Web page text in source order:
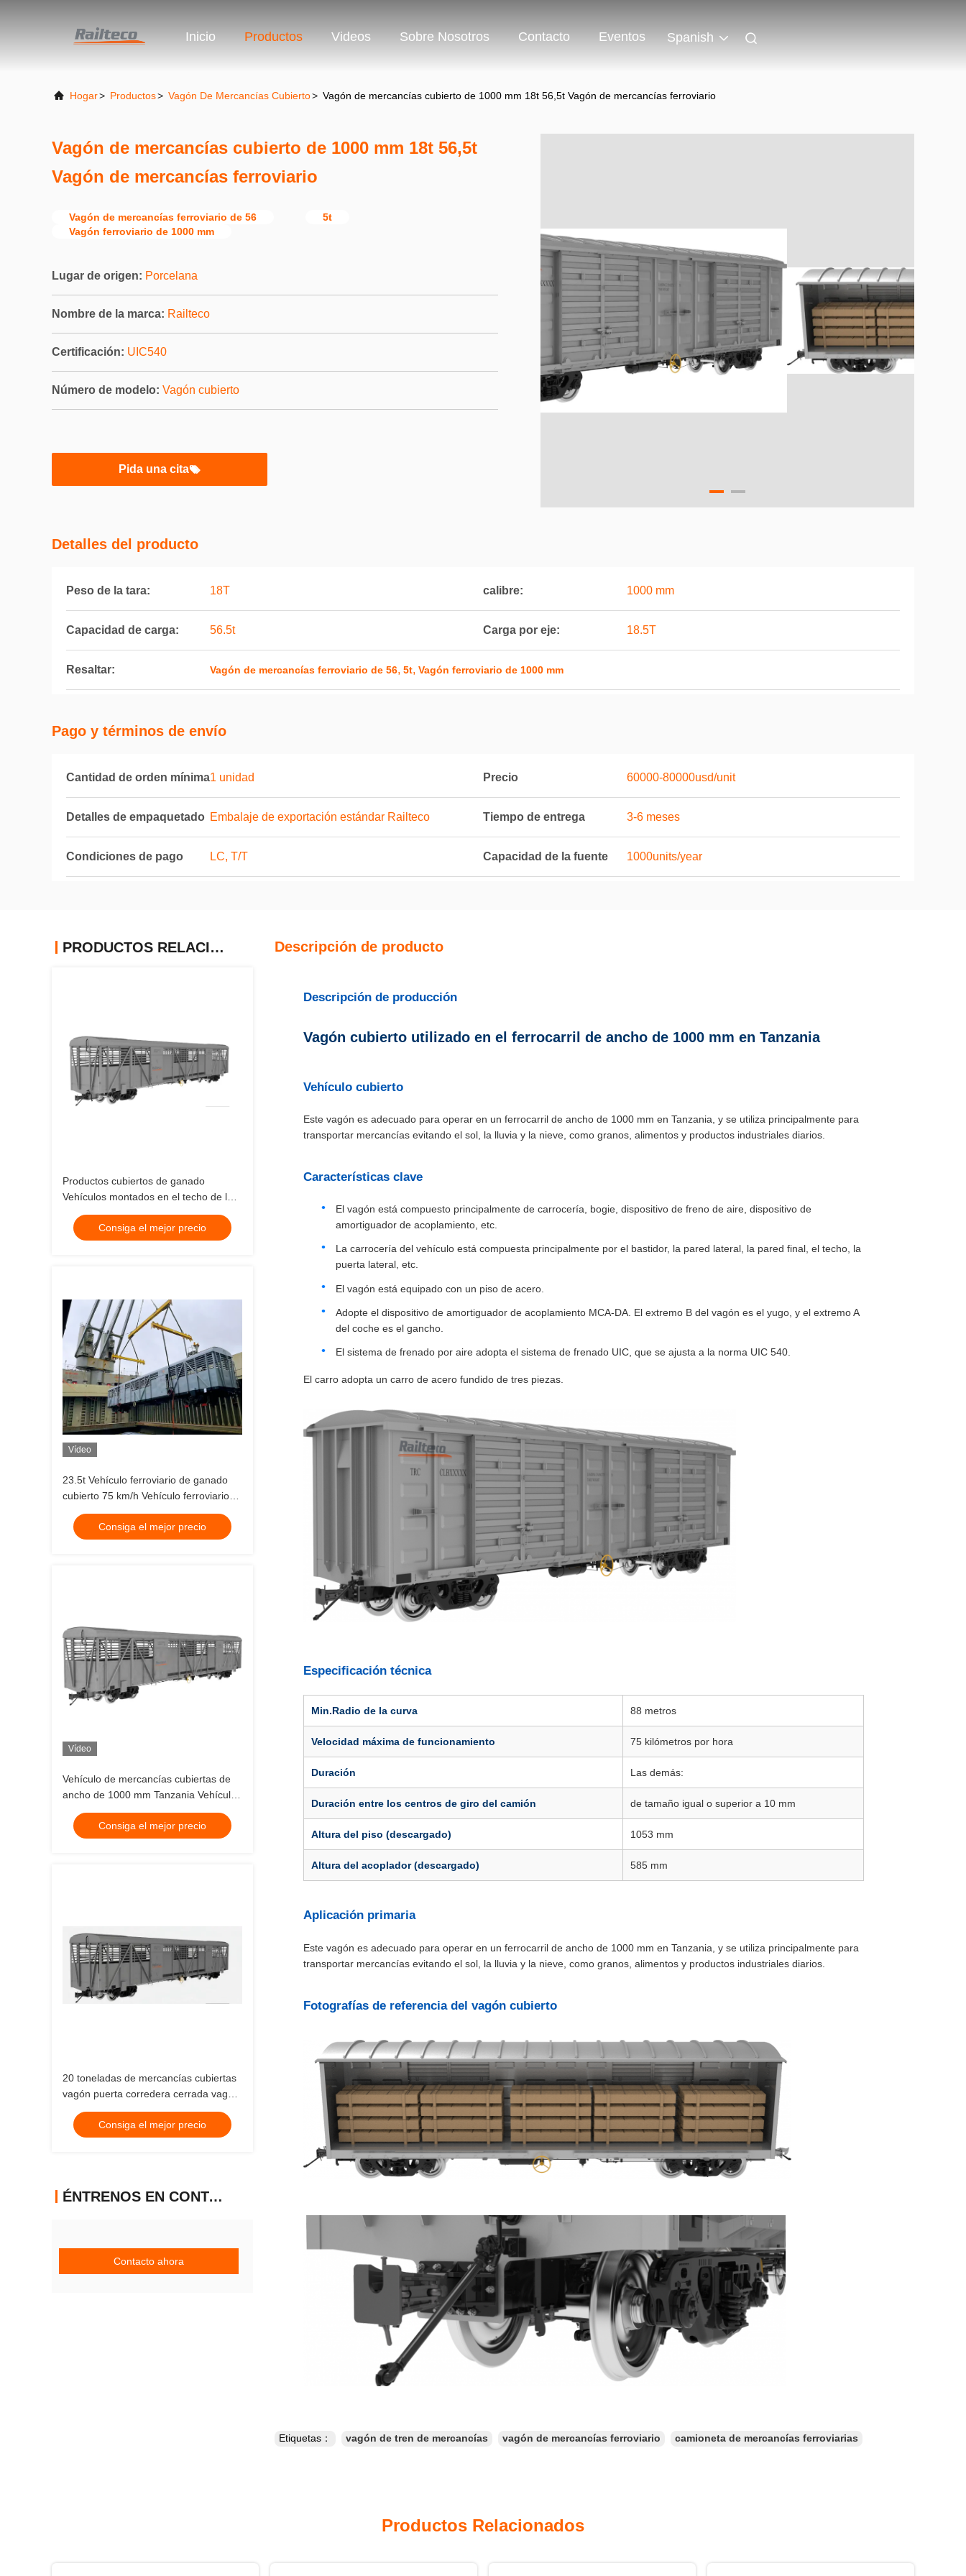
Inicio Productos Videos Sobre Nosotros Contacto Eventos Spanish
Hogar> Productos> Vagón De Mercancías Cubierto> Vagón de mercancías cubierto de 1000 mm 18t 56,5t Vagón de mercancías ferroviario
Vagón de mercancías cubierto de 1000 mm 18t 56,5t
Vagón de mercancías ferroviario
Vagón de mercancías ferroviario de 56
5t
Vagón ferroviario de 1000 mm
Lugar de origen: Porcelana
Nombre de la marca: Railteco
Certificación: UIC540
Número de modelo: Vagón cubierto
Pida una cita
Detalles del producto
Peso de la tara: 18T calibre: 1000 mm
Capacidad de carga: 56.5t Carga por eje: 18.5T
Resaltar: Vagón de mercancías ferroviario de 56, 5t, Vagón ferroviario de 1000 mm
Pago y términos de envío
Cantidad de orden mínima1 unidad Precio 60000-80000usd/unit
Detalles de empaquetado Embalaje de exportación estándar Railteco Tiempo de entrega 3-6 meses
Condiciones de pago LC, T/T Capacidad de la fuente 1000units/year
PRODUCTOS RELACIONADOS
Productos cubiertos de ganado
Vehículos montados en el techo de los
vagones de acero fundido Transporte
ferroviario de mercancías
Consiga el mejor precio
Vídeo
23.5t Vehículo ferroviario de ganado
cubierto 75 km/h Vehículo ferroviario
tanque
Consiga el mejor precio
Vídeo
Vehículo de mercancías cubiertas de
ancho de 1000 mm Tanzania Vehículo
de mercancías de acero
Consiga el mejor precio
20 toneladas de mercancías cubiertas
vagón puerta corredera cerrada vagón
ferroviario de mercancías 3 metros
Consiga el mejor precio
ÉNTRENOS EN CONTACTO CON
Contacto ahora
Descripción de producto
Descripción de producción
Vagón cubierto utilizado en el ferrocarril de ancho de 1000 mm en Tanzania
Vehículo cubierto
Este vagón es adecuado para operar en un ferrocarril de ancho de 1000 mm en Tanzania, y se utiliza principalmente para
transportar mercancías evitando el sol, la lluvia y la nieve, como granos, alimentos y productos industriales diarios.
Características clave
El vagón está compuesto principalmente de carrocería, bogie, dispositivo de freno de aire, dispositivo de
amortiguador de acoplamiento, etc.
La carrocería del vehículo está compuesta principalmente por el bastidor, la pared lateral, la pared final, el techo, la
puerta lateral, etc.
El vagón está equipado con un piso de acero.
Adopte el dispositivo de amortiguador de acoplamiento MCA-DA. El extremo B del vagón es el yugo, y el extremo A
del coche es el gancho.
El sistema de frenado por aire adopta el sistema de frenado UIC, que se ajusta a la norma UIC 540.
El carro adopta un carro de acero fundido de tres piezas.
Especificación técnica
Min.Radio de la curva 88 metros
Velocidad máxima de funcionamiento 75 kilómetros por hora
Duración Las demás:
Duración entre los centros de giro del camión de tamaño igual o superior a 10 mm
Altura del piso (descargado) 1053 mm
Altura del acoplador (descargado) 585 mm
Aplicación primaria
Este vagón es adecuado para operar en un ferrocarril de ancho de 1000 mm en Tanzania, y se utiliza principalmente para
transportar mercancías evitando el sol, la lluvia y la nieve, como granos, alimentos y productos industriales diarios.
Fotografías de referencia del vagón cubierto
Etiquetas： vagón de tren de mercancías vagón de mercancías ferroviario camioneta de mercancías ferroviarias
Productos Relacionados